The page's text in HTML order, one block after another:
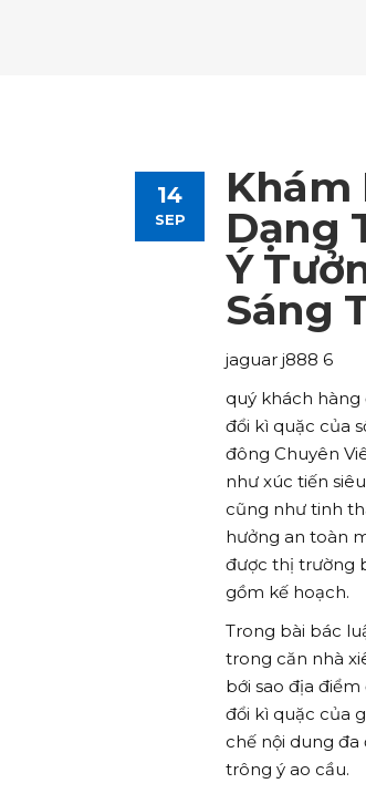
Team List
Advanced Link Section
Banner
Team List
14
SEP
Khám
Dạng
Ý
Sáng
jaguar j888 6
quý khách
đổi kì quặc của
đông Chuyên
như xúc tiến
cũng như tinh
hưởng an toàn
được thị trường
gồm kế hoạch.
Trong bài bác
trong căn nhà
bới sao địa
đổi kì quặc của
chế nội dung
trông ý ao cầu.